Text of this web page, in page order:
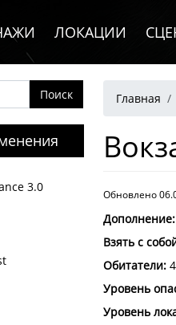
ЛОКАЦИИ
3.0
Главная
Обновлено
Дополнение:
Взять с
Обитатели:
Уровень
Уровень